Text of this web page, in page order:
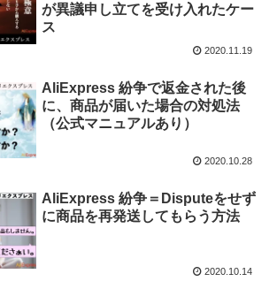
が異議申し立てを受け入れたケー
ス
2020.11.19
AliExpress 紛争で返金された後
に、商品が届いた場合の対処法
（公式マニュアルあり）
2020.10.28
AliExpress 紛争＝Disputeをせず
に商品を再発送してもらう方法
2020.10.14